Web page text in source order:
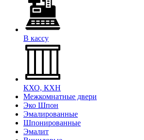
В кассу
КХО, КХН
Межкомнатные двери
Эко Шпон
Эмалированные
Шпонированные
Эмалит